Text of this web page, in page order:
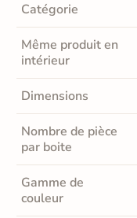
Catégorie
Même produit en
intérieur
Dimensions
Nombre de pièce
par boite
Gamme de
couleur